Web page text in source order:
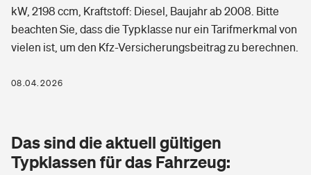
Arbeitsrechtsschutz
Berufshaftpflichtversicherung
Zur Übersicht
Tools
Glasversicherung
Pri­vate Haft­pflicht­
Kinderunfall­ver­si­che­rung
Gesundheit
Private Krankenversicherung
Dread-Disease-Versicherung
kW, 2198 ccm, Kraftstoff: Diesel, Baujahr ab 2008. Bitte
beachten Sie, dass die Typklasse nur ein Tarifmerkmal von
vielen ist, um den Kfz-Versicherungsbeitrag zu berechnen.
08.04.2026
Das sind die aktuell gültigen
Typklassen für das Fahrzeug: